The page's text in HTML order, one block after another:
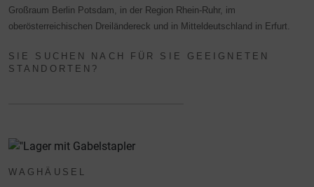
Großraum Berlin Potsdam, in der Region Rhein-Ruhr, im
oberösterreichischen Dreiländereck und in Mitteldeutschland in Erfurt.
SIE SUCHEN NACH FÜR SIE GEEIGNETEN
STANDORTEN?
WAGHÄUSEL